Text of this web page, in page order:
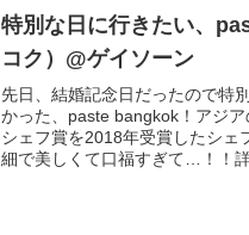
特別な日に行きたい、
コク）@ゲイソーン
先日、結婚記念日だったので特
かった、paste bangkok！アジ
シェフ賞を2018年受賞したシェ
細で美しくて口福すぎて…！！詳